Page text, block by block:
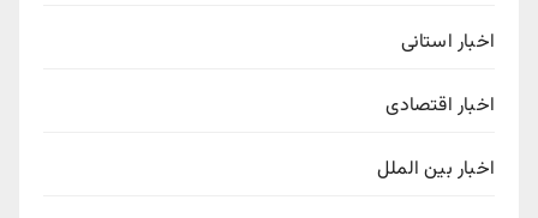
اخبار استانی
اخبار اقتصادی
اخبار بین الملل